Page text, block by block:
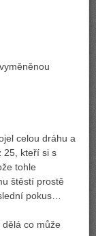
celou dráhu a
25, kteří si s
tohle
štěstí prostě
pokus…
co může